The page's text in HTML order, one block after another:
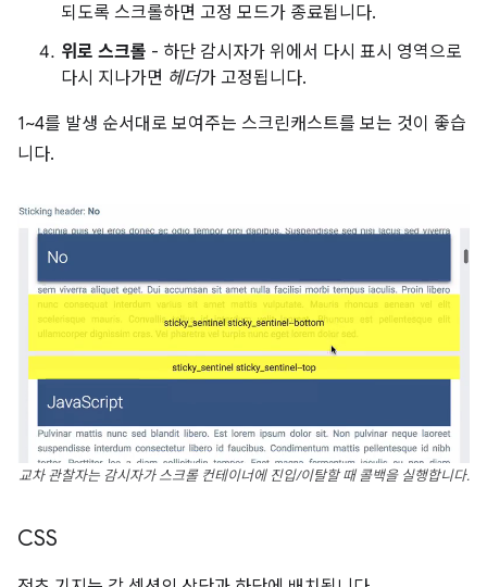
되도록 스크롤하면 고정 모드가 종료됩니다.
위로 스크롤 - 하단 감시자가 위에서 다시 표시 영역으로
다시 지나가면 헤더가 고정됩니다.
1~4를 발생 순서대로 보여주는 스크린캐스트를 보는 것이 좋습
니다.
교차 관찰자는 감시자가 스크롤 컨테이너에 진입/이탈할 때 콜백을 실행합니다.
CSS